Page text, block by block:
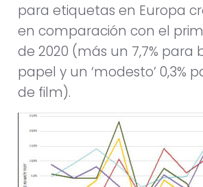
para etiquetas en Europa
en comparación con el
de 2020 (más un 7,7% para
papel y un ‘modesto’ 0,3%
de film).